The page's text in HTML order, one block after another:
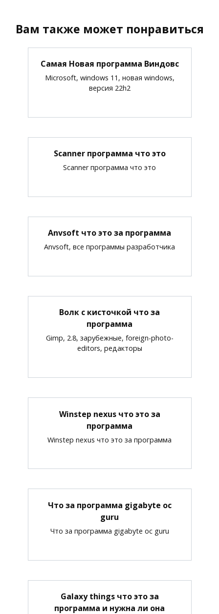
Вам также может понравиться
Самая Новая программа Виндовс
Microsoft, windows 11, новая windows,
версия 22h2
Scanner программа что это
Scanner программа что это
Anvsoft что это за программа
Anvsoft, все программы разработчика
Волк с кисточкой что за
программа
Gimp, 2.8, зарубежные, foreign-photo-
editors, редакторы
Winstep nexus что это за
программа
Winstep nexus что это за программа
Что за программа gigabyte oc
guru
Что за программа gigabyte oc guru
Galaxy things что это за
программа и нужна ли она